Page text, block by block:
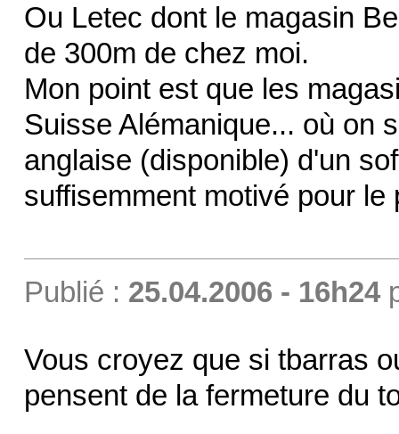
Ou Letec dont le magasin
de 300m de chez moi.
Mon point est que les
Suisse Alémanique... où on
anglaise (disponible) d'un
suffisemment motivé pour le
Publié : 25.04.2006 - 16h24
Vous croyez que si tbarras
pensent de la fermeture du